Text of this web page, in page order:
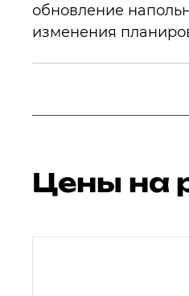
обновление
изменения
Цены на